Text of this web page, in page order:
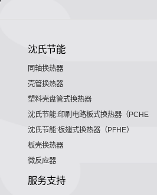
沈氏节能
同轴换热器
壳管换热器
塑料壳盘管式换热器
沈氏节能:印刷电路板式换热器（PCHE）
沈氏节能:板翅式换热器（PFHE）
板壳换热器
微反应器
服务支持